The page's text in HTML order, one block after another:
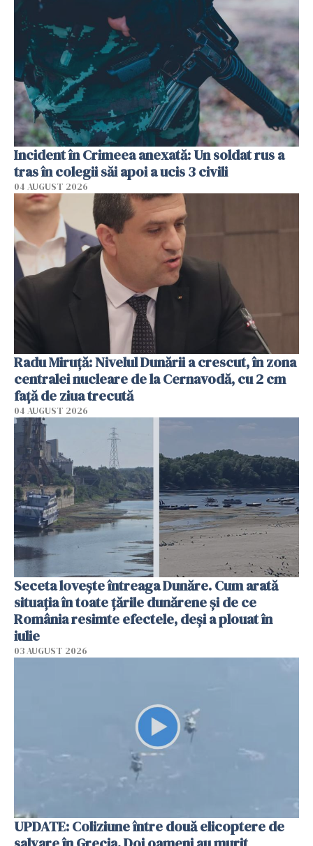
Incident în Crimeea anexată: Un soldat rus a
tras în colegii săi apoi a ucis 3 civili
04 AUGUST 2026
Radu Miruţă: Nivelul Dunării a crescut, în zona
centralei nucleare de la Cernavodă, cu 2 cm
faţă de ziua trecută
04 AUGUST 2026
Seceta lovește întreaga Dunăre. Cum arată
situația în toate țările dunărene și de ce
România resimte efectele, deși a plouat în
iulie
03 AUGUST 2026
UPDATE: Coliziune între două elicoptere de